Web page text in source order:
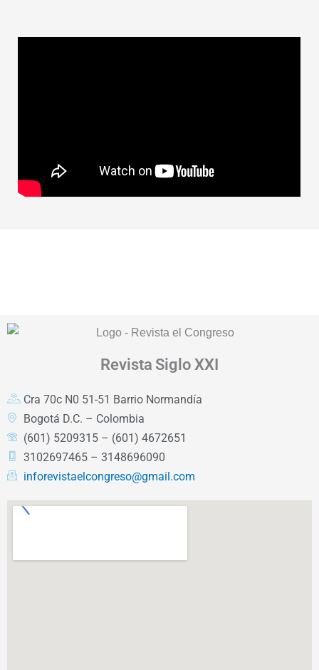
Revista Siglo XXI
Cra 70c N0 51-51 Barrio Normandía
Bogotá D.C. – Colombia
(601) 5209315 – (601) 4672651
3102697465 – 3148696090
inforevistaelcongreso@gmail.com